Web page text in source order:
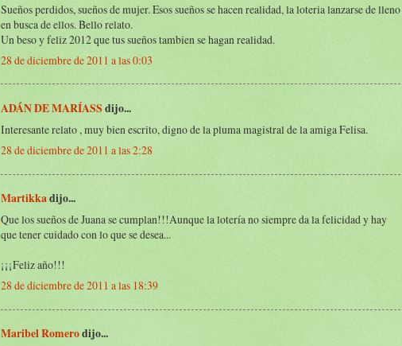
Sueños perdidos, sueños de mujer. Esos sueños se hacen realidad, la loteria lanzarse de lleno
en busca de ellos. Bello relato.
Un beso y feliz 2012 que tus sueños tambien se hagan realidad.
28 de diciembre de 2011 a las 0:03
ADÁN DE MARÍASS dijo...
Interesante relato , muy bien escrito, digno de la pluma magistral de la amiga Felisa.
28 de diciembre de 2011 a las 2:28
Martikkadijo...
Que los sueños de Juana se cumplan!!!Aunque la lotería no siempre da la felicidad y hay
que tener cuidado con lo que se desea...
¡¡¡Feliz año!!!
28 de diciembre de 2011 a las 18:39
Maribel Romerodijo...